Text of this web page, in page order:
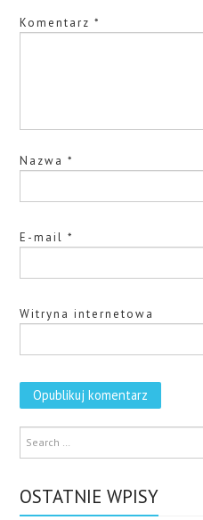
Komentarz*
Nazwa*
E-mail*
Witryna internetowa
OSTATNIE WPISY